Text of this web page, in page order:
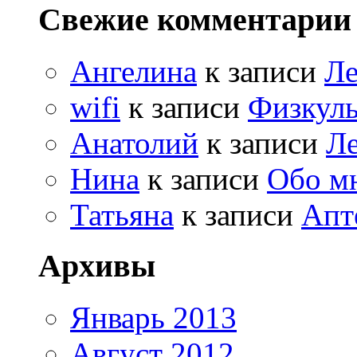
Свежие комментарии
Ангелина к записи
wifi к записи
Анатолий к записи
Нина к записи Обо
Татьяна к записи
Архивы
Январь 2013